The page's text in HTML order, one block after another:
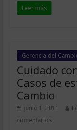
Leer más
Gerencia del
Cuidado
Casos de
Cambio
junio 1, 2011
comentarios